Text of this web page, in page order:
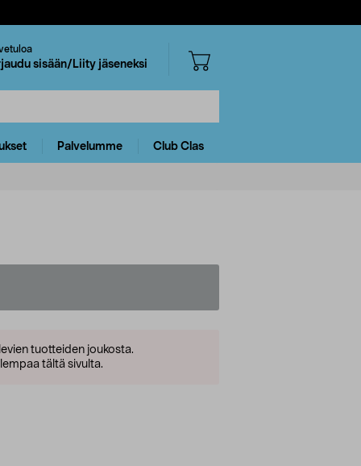
sisään/Liity jäseneksi
Palvelumme Club Clas
tuotteiden joukosta.
tältä sivulta.